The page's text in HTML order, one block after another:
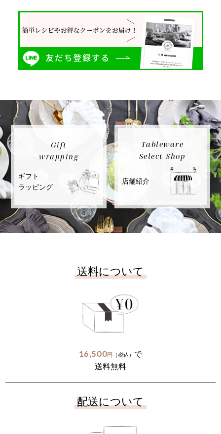
Gift
wrapping
ギフト
ラッピング
Tableware
Select Shop
店舗紹介
送料について
16,500円 （税込） で
送料無料
配送について